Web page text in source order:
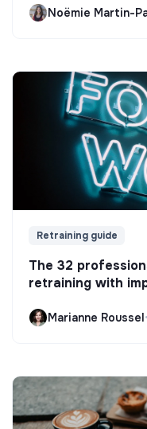
Noëmie Martin-
Retraining guide
The 32
retraining with
Marianne Roussel•